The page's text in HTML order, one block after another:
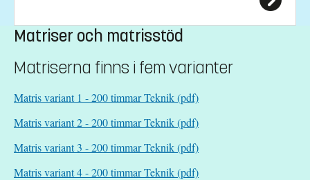
Matriser och matrisstöd
Matriserna finns i fem varianter
Matris variant 1 - 200 timmar Teknik (pdf)
Matris variant 2 - 200 timmar Teknik (pdf)
Matris variant 3 - 200 timmar Teknik (pdf)
Matris variant 4 - 200 timmar Teknik (pdf)